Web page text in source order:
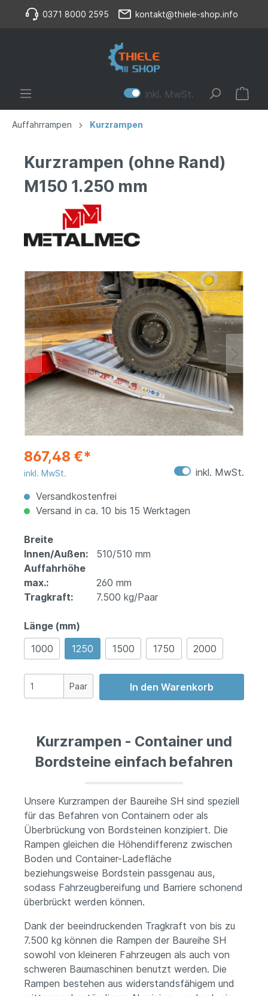
0371 8000 2595 kontakt@thiele-shop.info
inkl. MwSt.
Auffahrrampen Kurzrampen
Kurzrampen (ohne Rand)
M150 1.250 mm
867,48 €*
inkl. MwSt.
inkl. MwSt.
Versandkostenfrei
Versand in ca. 10 bis 15 Werktagen
Breite
Innen/Außen:
510/510 mm
Auffahrhöhe
max.:
260 mm
Tragkraft:
7.500 kg/Paar
Länge (mm)
1000
1250 1500 1750 2000
Paar In den Warenkorb
Kurzrampen - Container und
Bordsteine einfach befahren
Unsere Kurzrampen der Baureihe SH sind speziell
für das Befahren von Containern oder als
Überbrückung von Bordsteinen konzipiert. Die
Rampen gleichen die Höhendifferenz zwischen
Boden und Container-Ladefläche
beziehungsweise Bordstein passgenau aus,
sodass Fahrzeugbereifung und Barriere schonend
überbrückt werden können.
Dank der beeindruckenden Tragkraft von bis zu
7.500 kg können die Rampen der Baureihe SH
sowohl von kleineren Fahrzeugen als auch von
schweren Baumaschinen benutzt werden. Die
Rampen bestehen aus widerstandsfähigem und